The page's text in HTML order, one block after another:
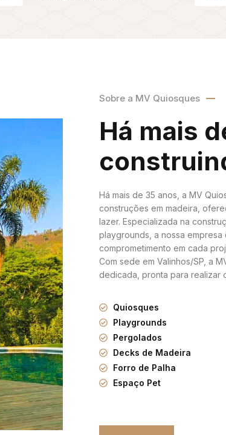
Sobre a MV Quiosques
Há mais
Há mais de 35 anos, a MV
construções em madeira,
lazer. Especializada na
playgrounds, a nossa
comprometimento em cada
Com sede em Valinhos/SP, a
dedicada, pronta para realizar
Quiosques
Playgrounds
Pergolados
Decks de Madeira
Forro de Palha
Espaço Pet